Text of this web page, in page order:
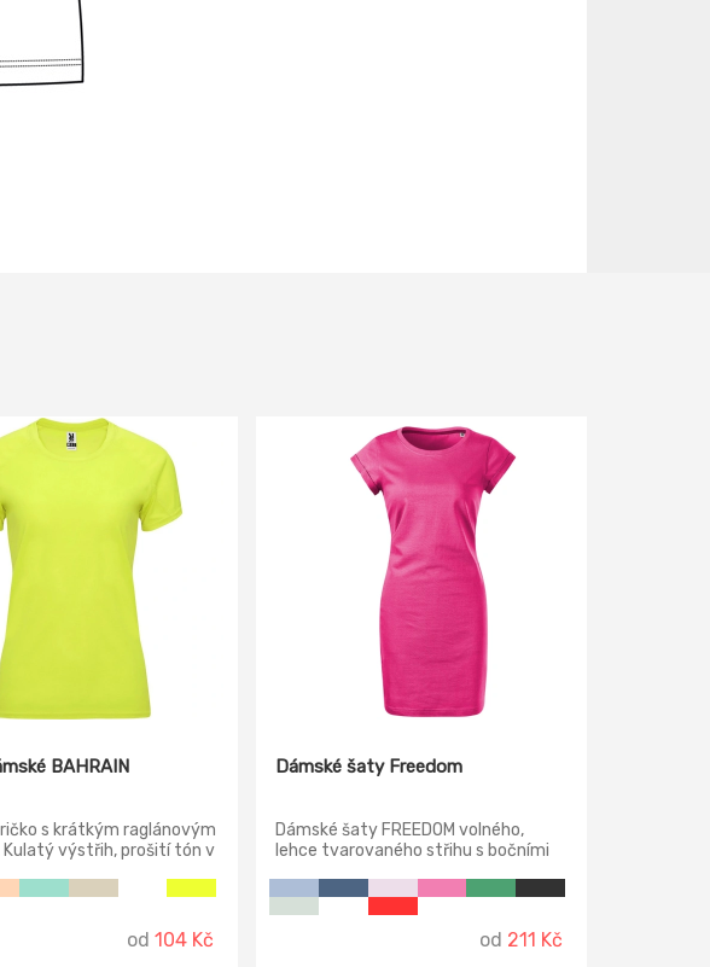
BAHRAIN
s krátkým raglánovým
Kulatý výstřih, prošití tón v
etiketa.
od104 Kč
Dámské šaty Freedom
Dámské šaty FREEDOM volného,
lehce tvarovaného střihu s bočními
páska od ramene k rameni, ohrnuté
rukávy zachycené ve 4 bodech šitím.
od 211 Kč